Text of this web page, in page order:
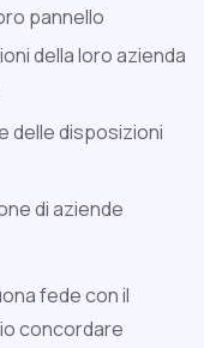
pannello
della loro azienda
delle disposizioni
di aziende
fede con il
concordare